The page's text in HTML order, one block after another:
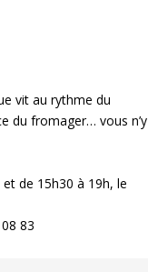
vit au rythme du
du fromager… vous n’y
de 15h30 à 19h, le
83